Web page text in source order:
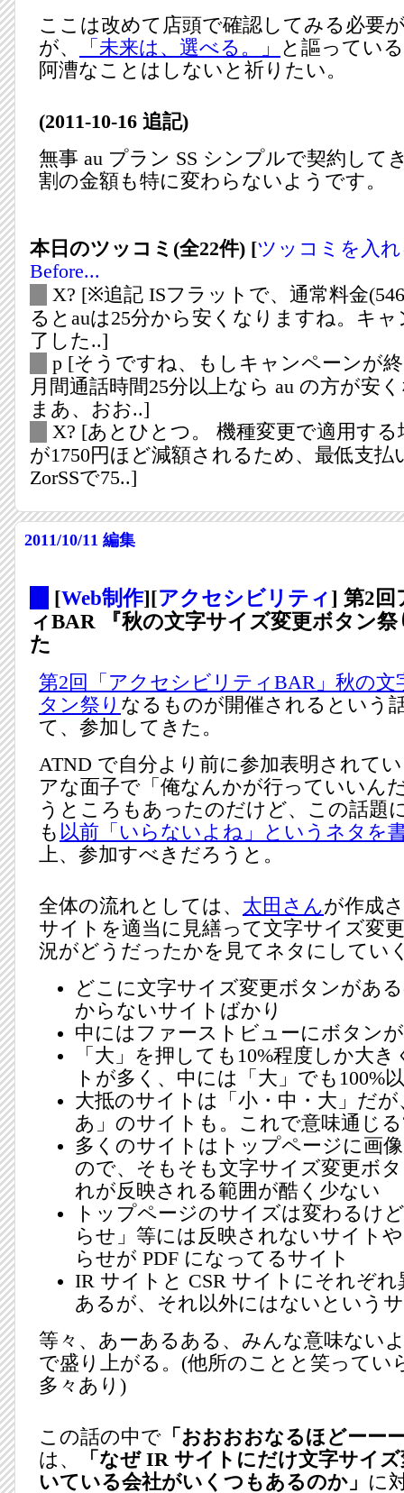
ここは改めて店頭で確認してみる必要
が、
「未来は、選べる。」
と謳ってい
阿漕なことはしないと祈りたい。
(2011-10-16 追記)
無事 au プラン SS シンプルで契約して
割の金額も特に変わらないようです。
本日のツッコミ(全22件) [ツッコミを入
Before...
X? [※追記 ISフラットで、通常料金
るとauは25分から安くなりますね。キ
了した..]
p [そうですね、もしキャンペーンが
月間通話時間25分以上なら au の方が安
まあ、おお..]
X? [あとひとつ。 機種変更で適用する
が1750円ほど減額されるため、最低支払
ZorSSで75..]
2011/10/11 編集
[Web制作][アクセシビリティ] 第2回
ィBAR 『秋の文字サイズ変更ボタン
た
第2回「アクセシビリティBAR」秋の文
タン祭り なるものが開催されるという
て、参加してきた。
ATND で自分より前に参加表明されて
アな面子で「俺なんかが行っていいん
うところもあったのだけど、この話題
も 以前「いらないよね」というネタを
上、参加すべきだろうと。
全体の流れとしては、 太田さんが作成
サイトを適当に見繕って文字サイズ変
況がどうだったかを見てネタにしてい
どこに文字サイズ変更ボタンがあ
からないサイトばかり
中にはファーストビューにボタン
「大」を押しても10%程度しか大
トが多く、中には「大」でも100%
大抵のサイトは「小・中・大」だ
あ」のサイトも。これで意味通じる
多くのサイトはトップページに画
ので、そもそも文字サイズ変更ボ
れが反映される範囲が酷く少ない
トップページのサイズは変わるけ
らせ」等には反映されないサイト
らせが PDF になってるサイト
IR サイトと CSR サイトにそれぞ
あるが、それ以外にはないという
等々、あーあるある、みんな意味ない
で盛り上がる。(他所のことと笑ってい
多々あり)
この話の中で 「おおおおなるほどーー
は、
「なぜ IR サイトにだけ文字サイ
いている会社がいくつもあるのか」 に